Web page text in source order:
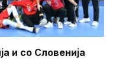
и со Словенија